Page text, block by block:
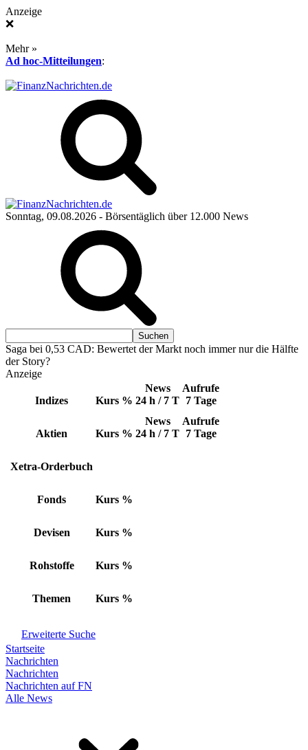
Anzeige
❌
Mehr »
Ad hoc-Mitteilungen:
Sonntag, 09.08.2026 - Börsentäglich über 12.000 News
Saga bei 0,53 CAD: Bewertet der Markt noch immer nur die Hälfte
der Story?
Anzeige
Indizes Kurs %
News
24 h / 7 T
Aufrufe
7 Tage
Aktien Kurs %
News
24 h / 7 T
Aufrufe
7 Tage
Xetra-Orderbuch
Fonds Kurs %
Devisen Kurs %
Rohstoffe Kurs %
Themen Kurs %
Erweiterte Suche
Startseite
Nachrichten
Nachrichten
Nachrichten auf FN
Alle News